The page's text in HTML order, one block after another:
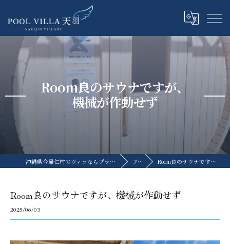
Room良のサウナですが、
機械が作動せず
沖縄県今帰仁村のヴィラならプライベートプールヴィラ天羽 ブログ Room良のサウナですが、機械が作動せず
Room良のサウナですが、機械が作動せず
2025/06/03